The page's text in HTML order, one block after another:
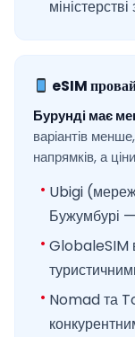
eSIM
Бурунді має
варіантів
напрямків, а
Ubigi
Бужумбурі
GlobaleSIM
Nomad та